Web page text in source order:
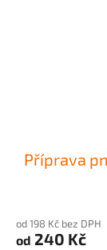
Příprava
od 198 Kč bez DPH
od 240 Kč